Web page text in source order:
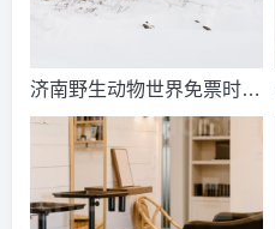
济南野生动物世界免票时
间？济南动物王国票价？